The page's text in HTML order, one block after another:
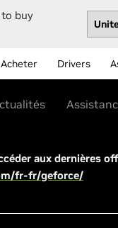
buy
Acheter Drivers
aux dernières
fr-fr/geforce/